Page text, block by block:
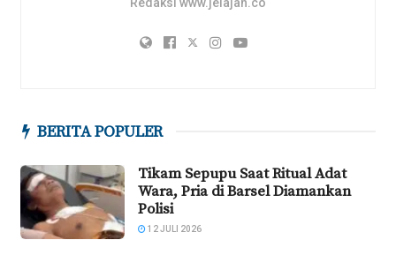
BERITA POPULER
Tikam Sepupu Saat Ritual Adat
Wara, Pria di Barsel Diamankan
Polisi
12 JULI 2026